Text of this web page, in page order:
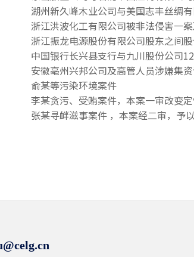
湖州新久峰木业公司与美国志丰丝绸
浙江洪波化工有限公司被非法侵害一
浙江振龙电源股份有限公司股东之间
中国银行长兴县支行与九川股份公司
安徽亳州兴邦公司及高管人员涉嫌集
俞某等污染环境案件
李某贪污、受贿案件，本案一审改变
张某寻衅滋事案件 ，本案经二审，予